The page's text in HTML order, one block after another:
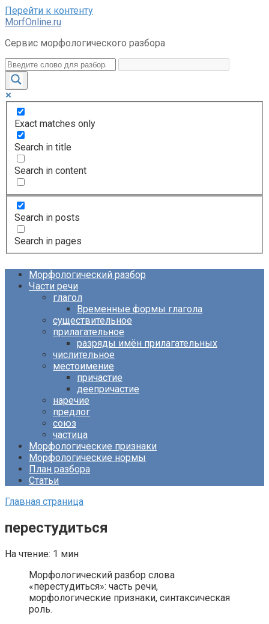
Перейти к контенту
MorfOnline.ru
Сервис морфологического разбора
Exact matches only
Search in title
Search in content
Search in posts
Search in pages
Морфологический разбор
Части речи
глагол
Временные формы глагола
существительное
прилагательное
разряды имён прилагательных
числительное
местоимение
причастие
деепричастие
наречие
предлог
союз
частица
Морфологические признаки
Морфологические нормы
План разбора
Статьи
Главная страница
перестудиться
На чтение: 1 мин
Морфологический разбор слова
«перестудиться»: часть речи,
морфологические признаки, синтаксическая
роль.